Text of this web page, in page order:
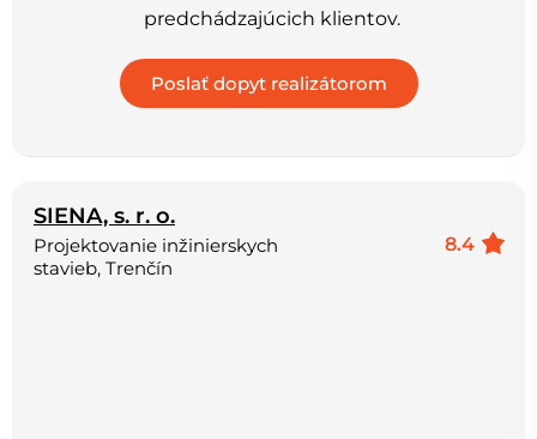
predchádzajúcich klientov.
SIENA, s. r. o.
8.4
Projektovanie inžinierskych
stavieb, Trenčín